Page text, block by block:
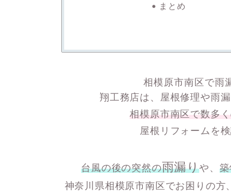
まとめ
相模原市南区で雨
翔工務店は、屋根修理や雨
相模原市南区で数多
屋根リフォームを
台風の後の突然の雨漏りや、
神奈川県相模原市南区でお困りの方